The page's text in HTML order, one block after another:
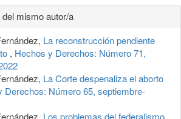
mismo autor/a
La reconstrucción pendiente
, Hechos y Derechos: Número 71,
La Corte despenaliza el aborto
Derechos: Número 65, septiembre-
Los problemas del federalismo